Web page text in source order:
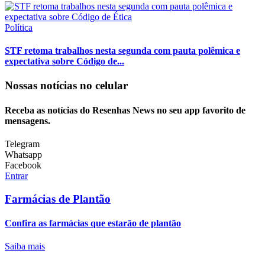
Política
STF retoma trabalhos nesta segunda com pauta polêmica e
expectativa sobre Código de...
Nossas notícias no celular
Receba as notícias do Resenhas News no seu app favorito de
mensagens.
Telegram
Whatsapp
Facebook
Entrar
Farmácias de Plantão
Confira as farmácias que estarão de plantão
Saiba mais